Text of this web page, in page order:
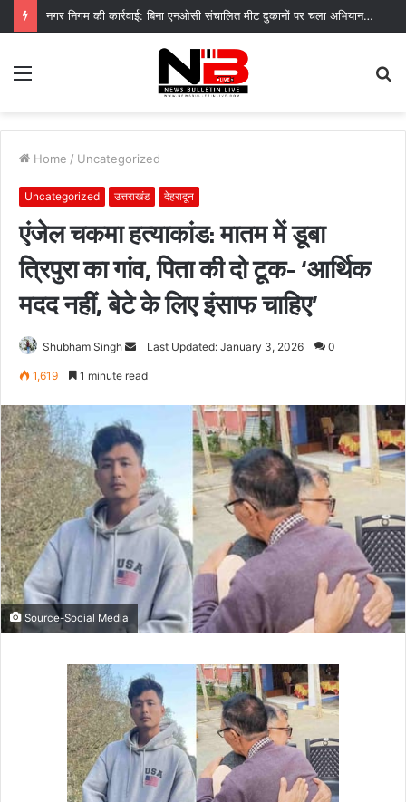
नगर निगम की कार्रवाई: बिना एनओसी संचालित मीट दुकानों पर चला अभियान, 45250 रुपये का चालान
Menu
Home / Uncategorized
Uncategorized उत्तराखंड देहरादून
एंजेल चकमा हत्याकांड: मातम में डूबा
त्रिपुरा का गांव, पिता की दो टूक- ‘आर्थिक
मदद नहीं, बेटे के लिए इंसाफ चाहिए’
Shubham Singh
SendLast Updated: January 3, 2026 0
1,619 1 minute read
Source-Social Media